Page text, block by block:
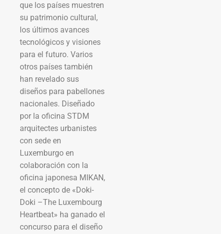
que los países muestren
su patrimonio cultural,
los últimos avances
tecnológicos y visiones
para el futuro. Varios
otros países también
han revelado sus
diseños para pabellones
nacionales. Diseñado
por la oficina STDM
arquitectes urbanistes
con sede en
Luxemburgo en
colaboración con la
oficina japonesa MIKAN,
el concepto de «Doki-
Doki –The Luxembourg
Heartbeat» ha ganado el
concurso para el diseño